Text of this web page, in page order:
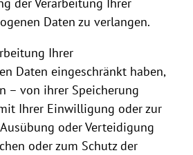
der Verarbeitung Ihrer
Daten zu verlangen.
Ihrer
Daten eingeschränkt haben,
– von ihrer Speicherung
Ihrer Einwilligung oder zur
oder Verteidigung
oder zum Schutz der